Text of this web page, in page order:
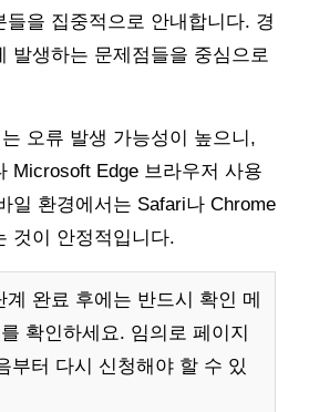
들을 집중적으로 안내합니다. 경
발생하는 문제점들을 중심으로
오류 발생 가능성이 높으니,
Microsoft Edge 브라우저 사용
일 환경에서는 Safari나 Chrome
것이 안정적입니다.
계 완료 후에는 반드시 확인 메
확인하세요. 임의로 페이지
부터 다시 신청해야 할 수 있